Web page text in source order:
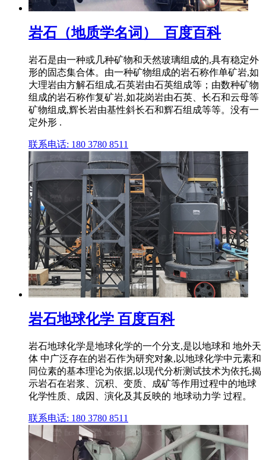
岩石（地质学名词）_百度百科
岩石是由一种或几种矿物和天然玻璃组成的,具有稳定外
形的固态集合体。由一种矿物组成的岩石称作单矿岩,如
大理岩由方解石组成,石英岩由石英组成等；由数种矿物
组成的岩石称作复矿岩,如花岗岩由石英、长石和云母等
矿物组成,辉长岩由基性斜长石和辉石组成等等。没有一
定外形 .
联系电话: 180 3780 8511
岩石地球化学 百度百科
岩石地球化学是地球化学的一个分支,是以地球和 地外天
体 中广泛存在的岩石作为研究对象,以地球化学中元素和
同位素的基本理论为依据,以现代分析测试技术为依托,揭
示岩石在岩浆、沉积、变质、成矿等作用过程中的地球
化学性质、成因、演化及其反映的 地球动力学 过程。
联系电话: 180 3780 8511